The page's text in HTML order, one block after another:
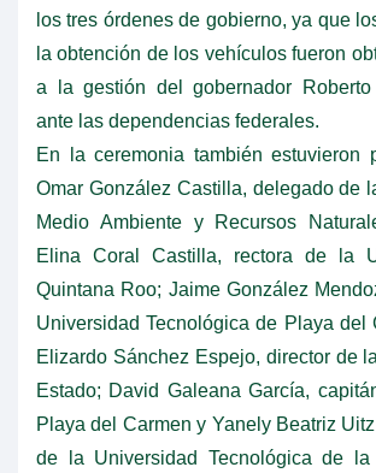
los tres órdenes de gobierno, ya que
la obtención de los vehículos fueron
a la gestión del gobernador
ante las dependencias federales.
En la ceremonia también estuvieron
Omar González Castilla, delegado de
Medio Ambiente y Recursos
Elina Coral Castilla, rectora de la
Quintana Roo; Jaime González
Universidad Tecnológica de Playa del
Elizardo Sánchez Espejo, director de
Estado; David Galeana García,
Playa del Carmen y Yanely Beatriz
de la Universidad Tecnológica de la